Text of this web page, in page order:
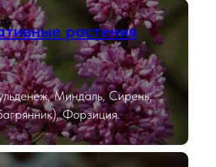
растения
Миндаль, Сирень,
Форзиция.